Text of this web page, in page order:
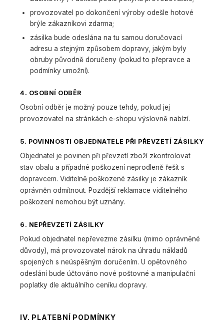
provozovatel po dokončení výroby odešle hotové
brýle zákazníkovi zdarma;
zásilka bude odeslána na tu samou doručovací
adresu a stejným způsobem dopravy, jakým byly
obruby původně doručeny (pokud to přepravce a
podmínky umožní).
4. OSOBNÍ ODBĚR
Osobní odběr je možný pouze tehdy, pokud jej
provozovatel na stránkách e-shopu výslovně nabízí.
5. POVINNOSTI OBJEDNATELE PŘI PŘEVZETÍ ZÁSILKY
Objednatel je povinen při převzetí zboží zkontrolovat
stav obalu a případné poškození neprodleně řešit s
dopravcem. Viditelně poškozené zásilky je zákazník
oprávněn odmítnout. Pozdější reklamace viditelného
poškození nemohou být uznány.
6. NEPŘEVZETÍ ZÁSILKY
Pokud objednatel nepřevezme zásilku (mimo oprávněné
důvody), má provozovatel nárok na úhradu nákladů
spojených s neúspěšným doručením. U opětovného
odeslání bude účtováno nové poštovné a manipulační
poplatky dle aktuálního ceníku dopravy.
IV. PLATEBNÍ PODMÍNKY